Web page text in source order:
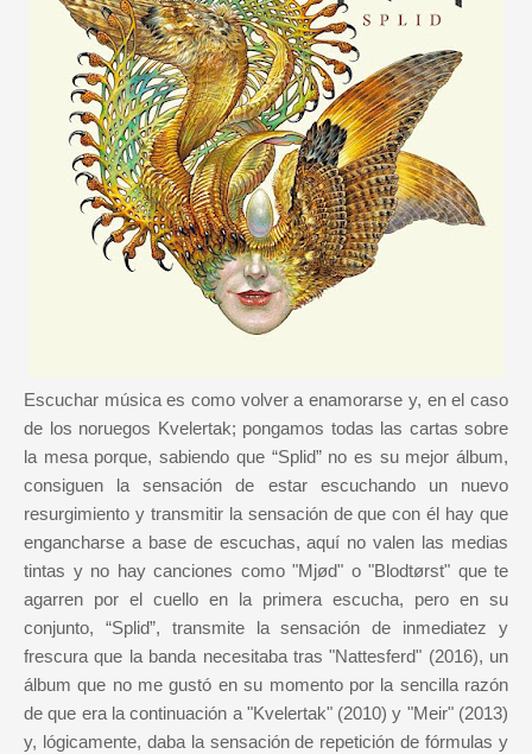
Escuchar música es como volver a enamorarse y, en el caso
de los noruegos Kvelertak; pongamos todas las cartas sobre
la mesa porque, sabiendo que “Splid” no es su mejor álbum,
consiguen la sensación de estar escuchando un nuevo
resurgimiento y transmitir la sensación de que con él hay que
engancharse a base de escuchas, aquí no valen las medias
tintas y no hay canciones como "Mjød" o "Blodtørst" que te
agarren por el cuello en la primera escucha, pero en su
conjunto, “Splid”, transmite la sensación de inmediatez y
frescura que la banda necesitaba tras "Nattesferd" (2016), un
álbum que no me gustó en su momento por la sencilla razón
de que era la continuación a "Kvelertak" (2010) y "Meir" (2013)
y, lógicamente, daba la sensación de repetición de fórmulas y